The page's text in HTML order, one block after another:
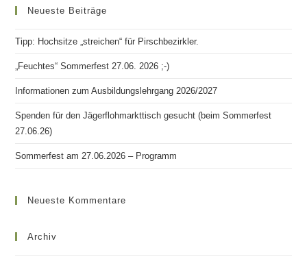
Neueste Beiträge
Tipp: Hochsitze „streichen“ für Pirschbezirkler.
„Feuchtes“ Sommerfest 27.06. 2026 ;-)
Informationen zum Ausbildungslehrgang 2026/2027
Spenden für den Jägerflohmarkttisch gesucht (beim Sommerfest
27.06.26)
Sommerfest am 27.06.2026 – Programm
Neueste Kommentare
Archiv